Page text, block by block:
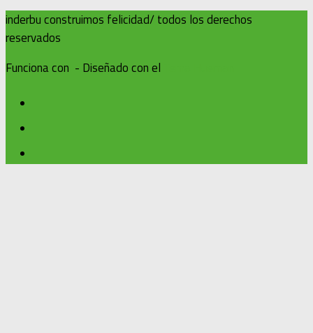
inderbu construimos felicidad/ todos los derechos
reservados
Funciona con - Diseñado con el